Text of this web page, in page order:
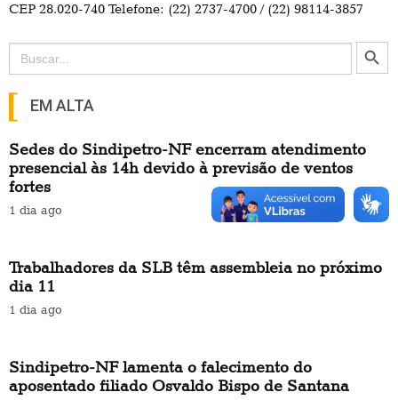
CEP 28.020-740 Telefone: (22) 2737-4700 / (22) 98114-3857
Search
for:
Search Button
EM ALTA
Sedes do Sindipetro-NF encerram atendimento
presencial às 14h devido à previsão de ventos
fortes
1 dia ago
Trabalhadores da SLB têm assembleia no próximo
dia 11
1 dia ago
Sindipetro-NF lamenta o falecimento do
aposentado filiado Osvaldo Bispo de Santana